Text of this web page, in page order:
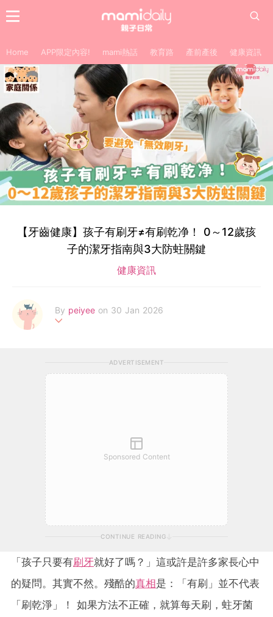
Home APP限定內容! mami熱話 教育路 產前產後 健康資訊
【牙齒健康】孩子有刷牙≠有刷乾净！ 0～12歲孩
子的潔牙指南與3大防蛀關鍵
健康資訊
By peiyee on 30 Jan 2026
ADVERTISEMENT
Sponsored Content
CONTINUE READING
「孩子只要有刷牙就好了嗎？」這或許是許多家長心中
的疑問。其實不然。殘酷的真相是：「有刷」並不代表
「刷乾淨」！ 如果方法不正確，就算每天刷，蛀牙菌